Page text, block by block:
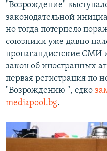
"Возрождение"
законодательной
но тогда потерпело
союзники уже давно
пропагандистские СМИ
закон об иностранных
первая регистрация по
"Возрождению ", едко
mediapool.bg.